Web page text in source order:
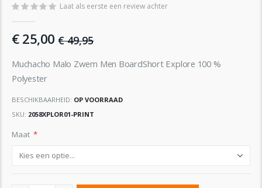
de
gallerij
Laat als eerste een review achter
€ 25,00 € 49,95
Muchacho Malo Zwem Men BoardShort Explore 100 %
Polyester
BESCHIKBAARHEID: OP VOORRAAD
SKU 2058XPLOR01-PRINT
Maat